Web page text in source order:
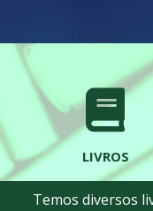
LIVROS
Temos diversos